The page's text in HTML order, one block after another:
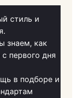
стиль и
знаем, как
первого дня
в подборе и